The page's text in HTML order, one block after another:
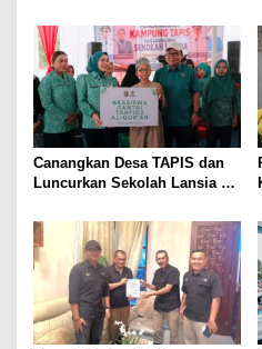
Tiga Venue Pelaksanaan
Soeratin Cup Piala Gubernur
Lampung
Canangkan Desa TAPIS dan
Luncurkan Sekolah Lansia di
TP PKK Lampung Dorong
Pembangunan SDM Dimulai
dari Desa